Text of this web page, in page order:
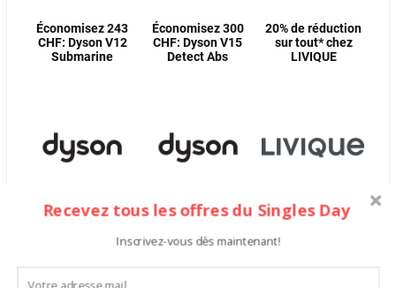
Économisez 243
CHF: Dyson V12
Submarine
Économisez 300
CHF: Dyson V15
Detect Abs
20% de réduction
sur tout* chez
LIVIQUE
Total Clean pour
Submarine pour
Recevez tous les offres du Singles Day
Inscrivez-vous dès maintenant!